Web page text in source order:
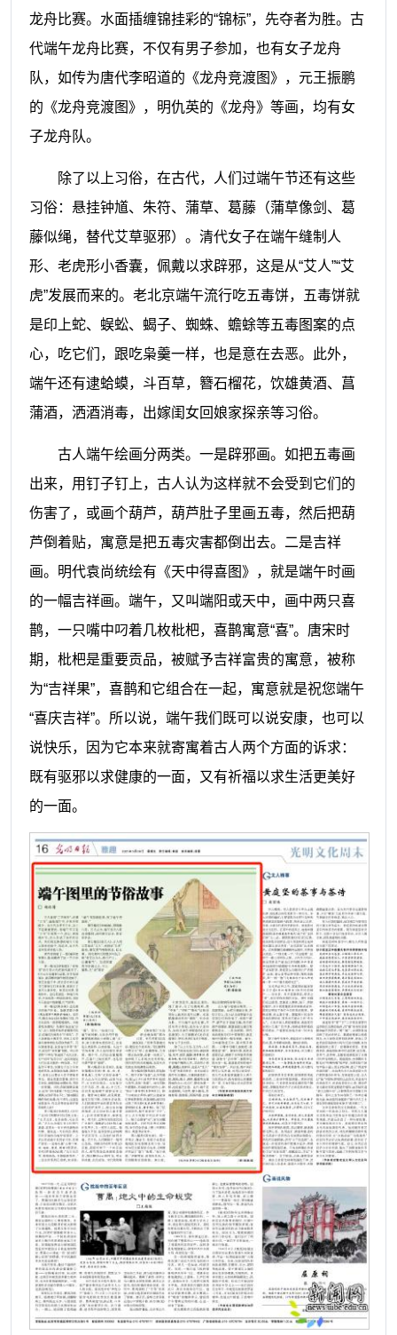
龙舟比赛。水面插缠锦挂彩的“锦标”，先夺者为胜。古
代端午龙舟比赛，不仅有男子参加，也有女子龙舟
队，如传为唐代李昭道的《龙舟竞渡图》，元王振鹏
的《龙舟竞渡图》，明仇英的《龙舟》等画，均有女
子龙舟队。
除了以上习俗，在古代，人们过端午节还有这些
习俗：悬挂钟馗、朱符、蒲草、葛藤（蒲草像剑、葛
藤似绳，替代艾草驱邪）。清代女子在端午缝制人
形、老虎形小香囊，佩戴以求辟邪，这是从“艾人”“艾
虎”发展而来的。老北京端午流行吃五毒饼，五毒饼就
是印上蛇、蜈蚣、蝎子、蜘蛛、蟾蜍等五毒图案的点
心，吃它们，跟吃枭羹一样，也是意在去恶。此外，
端午还有逮蛤蟆，斗百草，簪石榴花，饮雄黄酒、菖
蒲酒，洒酒消毒，出嫁闺女回娘家探亲等习俗。
古人端午绘画分两类。一是辟邪画。如把五毒画
出来，用钉子钉上，古人认为这样就不会受到它们的
伤害了，或画个葫芦，葫芦肚子里画五毒，然后把葫
芦倒着贴，寓意是把五毒灾害都倒出去。二是吉祥
画。明代袁尚统绘有《天中得喜图》，就是端午时画
的一幅吉祥画。端午，又叫端阳或天中，画中两只喜
鹊，一只嘴中叼着几枚枇杷，喜鹊寓意“喜”。唐宋时
期，枇杷是重要贡品，被赋予吉祥富贵的寓意，被称
为“吉祥果”，喜鹊和它组合在一起，寓意就是祝您端午
“喜庆吉祥”。所以说，端午我们既可以说安康，也可以
说快乐，因为它本来就寄寓着古人两个方面的诉求：
既有驱邪以求健康的一面，又有祈福以求生活更美好
的一面。